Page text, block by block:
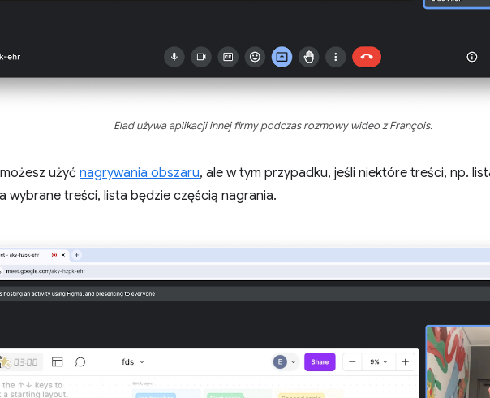
Elad używa aplikacji innej firmy podczas rozmowy wideo z François.
użyć nagrywania obszaru, ale w tym przypadku, jeśli niektóre treści, np.
wybrane treści, lista będzie częścią nagrania.